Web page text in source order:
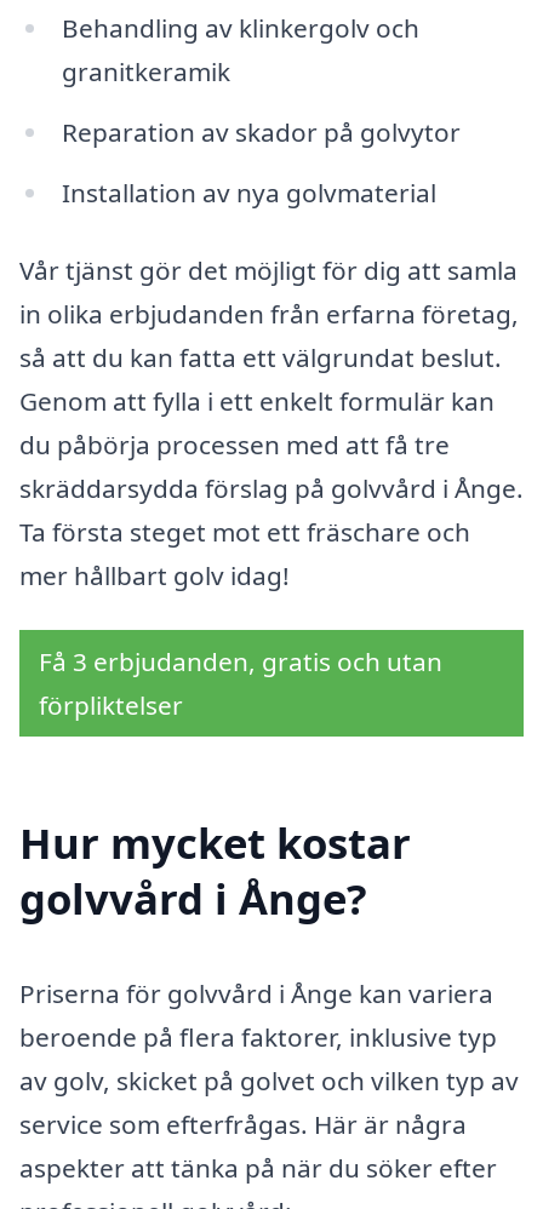
Behandling av klinkergolv och
granitkeramik
Reparation av skador på golvytor
Installation av nya golvmaterial
Vår tjänst gör det möjligt för dig att samla
in olika erbjudanden från erfarna företag,
så att du kan fatta ett välgrundat beslut.
Genom att fylla i ett enkelt formulär kan
du påbörja processen med att få tre
skräddarsydda förslag på golvvård i Ånge.
Ta första steget mot ett fräschare och
mer hållbart golv idag!
Få 3 erbjudanden, gratis och utan
förpliktelser
Hur mycket kostar
golvvård i Ånge?
Priserna för golvvård i Ånge kan variera
beroende på flera faktorer, inklusive typ
av golv, skicket på golvet och vilken typ av
service som efterfrågas. Här är några
aspekter att tänka på när du söker efter